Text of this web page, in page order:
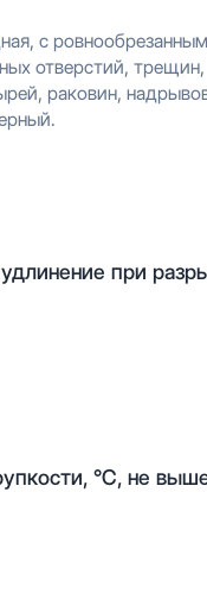
с
отверстий, трещин,
раковин,
при
°С, не